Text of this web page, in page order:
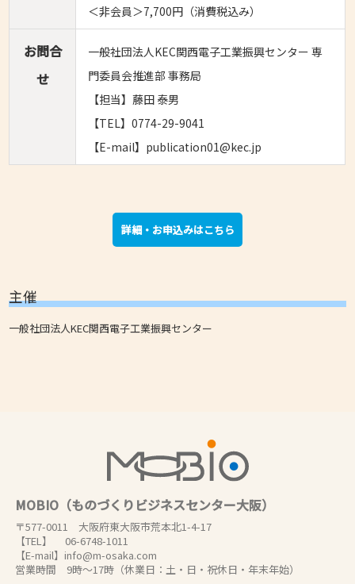
＜非会員＞7,700円（消費税込み）
お問合
せ
一般社団法人KEC関西電子工業振興センター 専
門委員会推進部 事務局
【担当】藤田 泰男
【TEL】0774-29-9041
【E-mail】publication01@kec.jp
詳細・お申込みはこちら
主催
一般社団法人KEC関西電子工業振興センター
MOBIO（ものづくりビジネスセンター大阪）
〒577-0011 大阪府東大阪市荒本北1-4-17
【TEL】 06-6748-1011
【E-mail】info@m-osaka.com
営業時間 9時～17時（休業日：土・日・祝休日・年末年始）